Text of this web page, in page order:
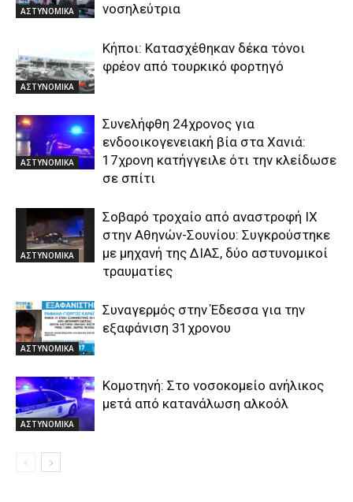
ΑΣΤΥΝΟΜΙΚΑ
νοσηλεύτρια
ΑΣΤΥΝΟΜΙΚΑ
Κήποι: Κατασχέθηκαν δέκα τόνοι
φρέον από τουρκικό φορτηγό
ΑΣΤΥΝΟΜΙΚΑ
Συνελήφθη 24χρονος για
ενδοοικογενειακή βία στα Χανιά:
17χρονη κατήγγειλε ότι την κλείδωσε
σε σπίτι
ΑΣΤΥΝΟΜΙΚΑ
Σοβαρό τροχαίο από αναστροφή ΙΧ
στην Αθηνών-Σουνίου: Συγκρούστηκε
με μηχανή της ΔΙΑΣ, δύο αστυνομικοί
τραυματίες
ΑΣΤΥΝΟΜΙΚΑ
Συναγερμός στην Έδεσσα για την
εξαφάνιση 31χρονου
ΑΣΤΥΝΟΜΙΚΑ
Κομοτηνή: Στο νοσοκομείο ανήλικος
μετά από κατανάλωση αλκοόλ